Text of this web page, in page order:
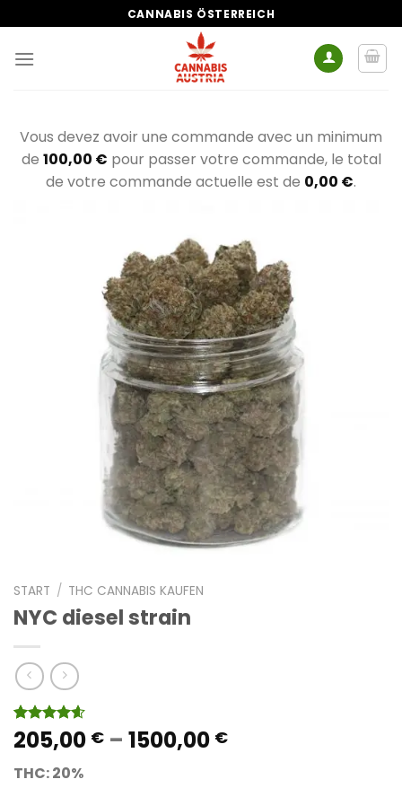
Inhalt
springen
CANNABIS ÖSTERREICH
Vous devez avoir une commande avec un minimum
de 100,00 € pour passer votre commande, le total
de votre commande actuelle est de 0,00 €.
START / THC CANNABIS KAUFEN
NYC diesel strain
Bewertet
mit4.60
basierend
5
205,00 € – 1500,00 €Preisspanne:
THC: 20%